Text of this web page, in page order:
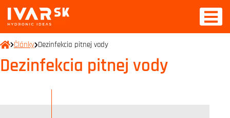
Články Dezinfekcia pitnej vody
Dezinfekcia pitnej vody